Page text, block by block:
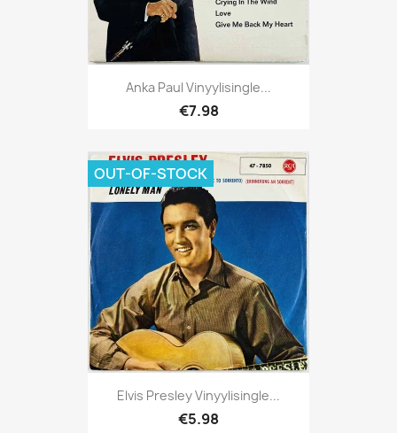
Anka Paul Vinyylisingle...
€7.98
Elvis Presley Vinyylisingle...
€5.98
OUT-OF-STOCK